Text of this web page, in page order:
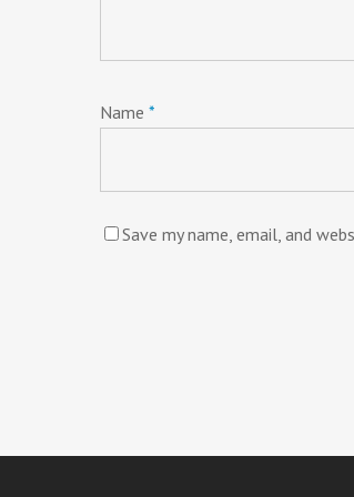
Name *
Save my name, email, and